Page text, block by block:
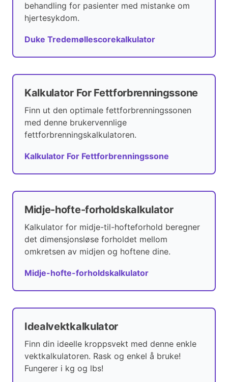
behandling for pasienter med mistanke om
hjertesykdom.
Duke Tredemøllescorekalkulator
Kalkulator For Fettforbrenningssone
Finn ut den optimale fettforbrenningssonen
med denne brukervennlige
fettforbrenningskalkulatoren.
Kalkulator For Fettforbrenningssone
Midje-hofte-forholdskalkulator
Kalkulator for midje-til-hofteforhold beregner
det dimensjonsløse forholdet mellom
omkretsen av midjen og hoftene dine.
Midje-hofte-forholdskalkulator
Idealvektkalkulator
Finn din ideelle kroppsvekt med denne enkle
vektkalkulatoren. Rask og enkel å bruke!
Fungerer i kg og lbs!